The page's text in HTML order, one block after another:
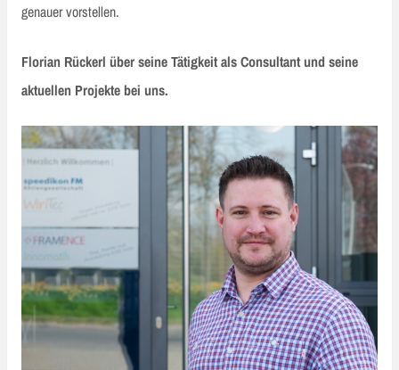
genauer vorstellen.
Florian Rückerl über seine Tätigkeit als Consultant und seine
aktuellen Projekte bei uns.